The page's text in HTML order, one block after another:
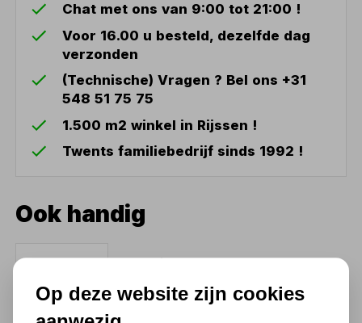
Chat met ons van 9:00 tot 21:00 !
Voor 16.00 u besteld, dezelfde dag
verzonden
(Technische) Vragen ? Bel ons +31
548 51 75 75
1.500 m2 winkel in Rijssen !
Twents familiebedrijf sinds 1992 !
Ook handig
Potkrik MW 5 ton
24,20
Op deze website zijn cookies